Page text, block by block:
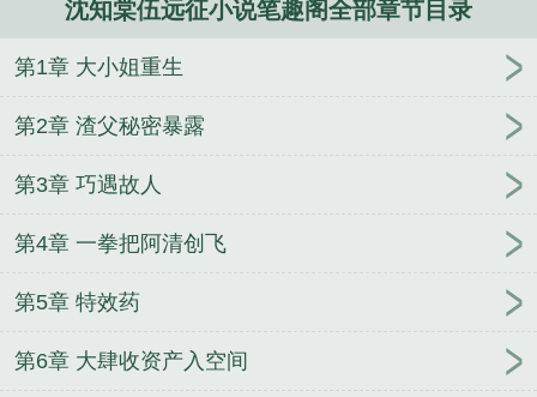
沈知棠伍远征小说笔趣阁全部章节目录
第1章 大小姐重生
第2章 渣父秘密暴露
第3章 巧遇故人
第4章 一拳把阿清创飞
第5章 特效药
第6章 大肆收资产入空间